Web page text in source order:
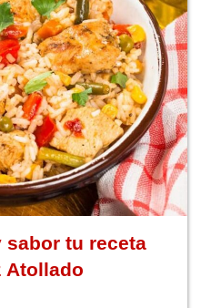
sabor tu receta
Atollado